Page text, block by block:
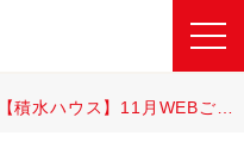
【積水ハウス】11月WEBご予約来場特典